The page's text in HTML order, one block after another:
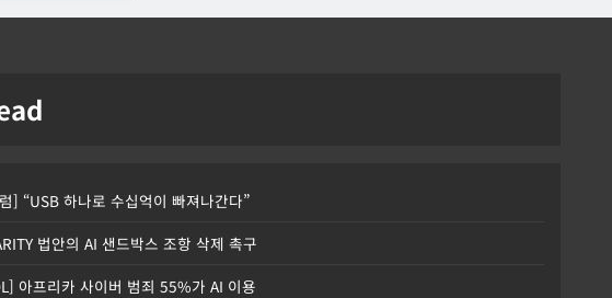
] “USB 하나로 수십억이 빠져나간다”
법안의 AI 샌드박스 조항 삭제 촉구
아프리카 사이버 범죄 55%가 AI 이용